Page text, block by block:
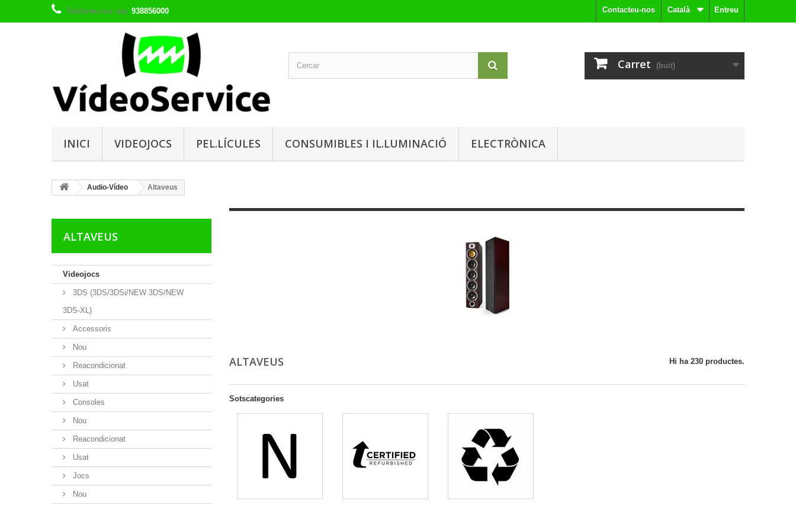
Entreu
Català
Contacteu-nos
Telefoneu-nos ara: 938856000
Carret (buit)
INICI VIDEOJOCS PEL.LÍCULES CONSUMIBLES I IL.LUMINACIÓ ELECTRÒNICA
Audio-Vídeo Altaveus
ALTAVEUS
Videojocs
3DS (3DS/3DSi/NEW 3DS/NEW
3DS-XL)
Accessoris
Nou
Reacondicionat
Usat
Consoles
Nou
Reacondicionat
Usat
Jocs
Nou
ALTAVEUS Hi ha 230 productes.
Sotscategories